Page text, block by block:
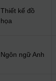
Thiết kế đồ
họa
Ngôn ngữ Anh